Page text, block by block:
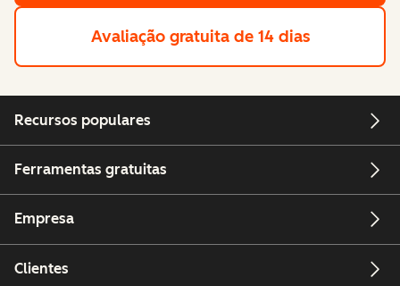
Avaliação gratuita de 14 dias
Recursos populares
Ferramentas gratuitas
Empresa
Clientes